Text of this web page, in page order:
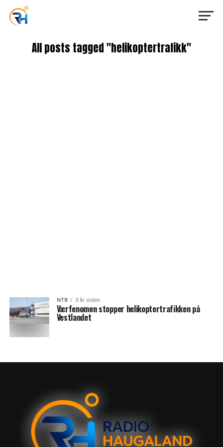
All posts tagged "helikoptertrafikk"
NTB 3 år siden
Værfenomen stopper helikoptertrafikken på
Vestlandet